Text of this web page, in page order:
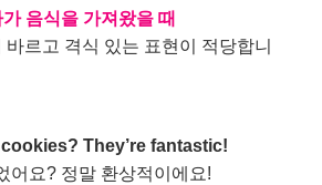
음식을 가져왔을 때
르고 격식 있는 표현이 적당합니
They’re fantastic!
어요? 정말 환상적이에요!